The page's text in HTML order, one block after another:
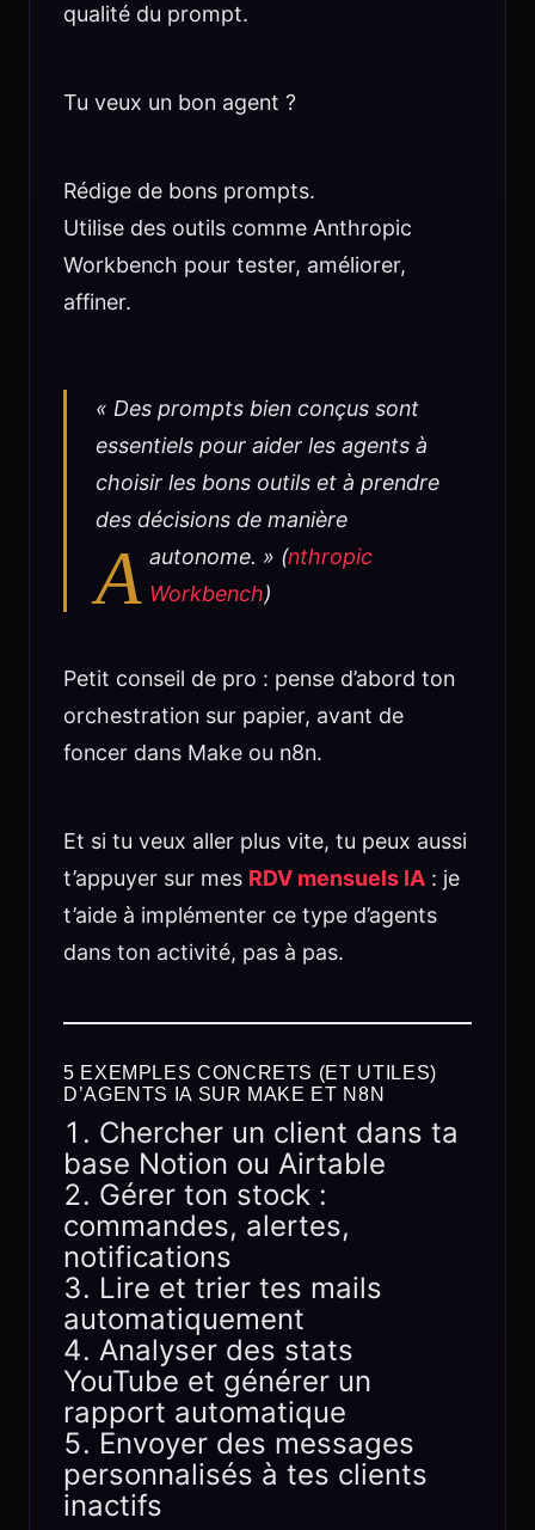
qualité du prompt.
Tu veux un bon agent ?
Rédige de bons prompts.
Utilise des outils comme Anthropic
Workbench pour tester, améliorer,
affiner.
« Des prompts bien conçus sont
essentiels pour aider les agents à
choisir les bons outils et à prendre
des décisions de manière
autonome. » (
A
nthropic
Workbench)
Petit conseil de pro : pense d’abord ton
orchestration sur papier, avant de
foncer dans Make ou n8n.
Et si tu veux aller plus vite, tu peux aussi
t’appuyer sur mes RDV mensuels IA: je
t’aide à implémenter ce type d’agents
dans ton activité, pas à pas.
5 EXEMPLES CONCRETS (ET UTILES)
D’AGENTS IA SUR MAKE ET N8N
Chercher un client dans ta
base Notion ou Airtable
Gérer ton stock :
commandes, alertes,
notifications
Lire et trier tes mails
automatiquement
Analyser des stats
YouTube et générer un
rapport automatique
Envoyer des messages
personnalisés à tes clients
inactifs